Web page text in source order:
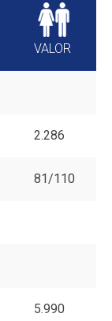
VALOR
2.286
81/110
5.990